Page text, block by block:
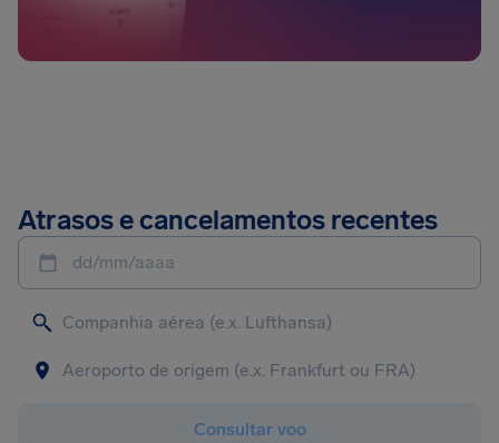
Atrasos e cancelamentos recentes
dd/mm/aaaa
Consultar voo